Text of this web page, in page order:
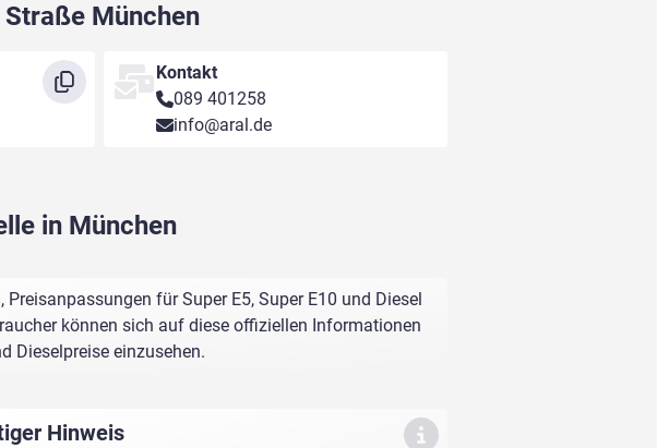
München
Kontakt
089 401258
info@aral.de
in München
für Super E5, Super E10 und Diesel
können sich auf diese offiziellen Informationen
Dieselpreise einzusehen.
Hinweis